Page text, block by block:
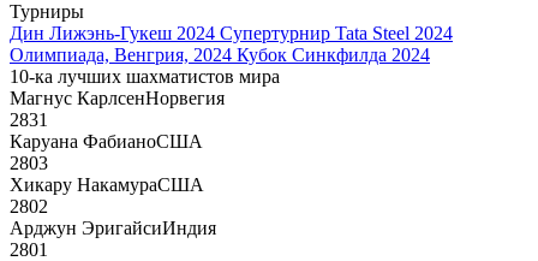
Турниры
Дин Лижэнь-Гукеш 2024 Супертурнир Tata Steel 2024
Олимпиада, Венгрия, 2024 Кубок Синкфилда 2024
10-ка лучших шахматистов мира
Магнус КарлсенНорвегия
2831
Каруана ФабианоСША
2803
Хикару НакамураСША
2802
Арджун ЭригайсиИндия
2801